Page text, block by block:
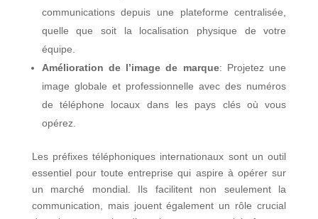
communications depuis une plateforme centralisée,
quelle que soit la localisation physique de votre
équipe.
Amélioration de l’image de marque: Projetez une
image globale et professionnelle avec des numéros
de téléphone locaux dans les pays clés où vous
opérez.
Les préfixes téléphoniques internationaux sont un outil
essentiel pour toute entreprise qui aspire à opérer sur
un marché mondial. Ils facilitent non seulement la
communication, mais jouent également un rôle crucial